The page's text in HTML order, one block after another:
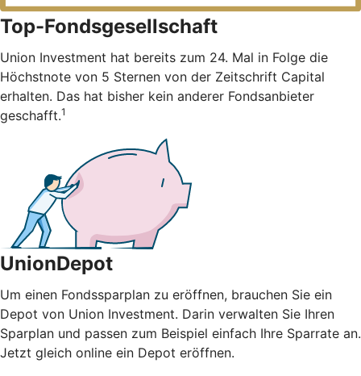
Top-Fondsgesellschaft
Union Investment hat bereits zum 24. Mal in Folge die
Höchstnote von 5 Sternen von der Zeitschrift Capital
erhalten. Das hat bisher kein anderer Fondsanbieter
geschafft.1
UnionDepot
Um einen Fondssparplan zu eröffnen, brauchen Sie ein
Depot von Union Investment. Darin verwalten Sie Ihren
Sparplan und passen zum Beispiel einfach Ihre Sparrate an.
Jetzt gleich online ein Depot eröffnen.